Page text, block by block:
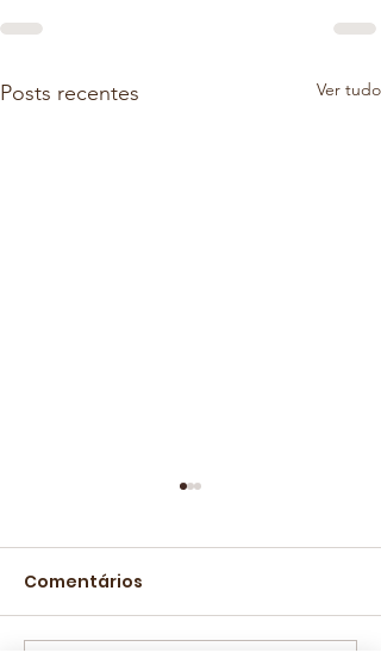
Posts recentes Ver tudo
Comentários